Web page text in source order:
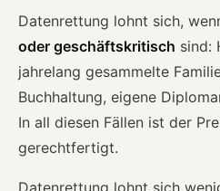
Datenrettung lohnt sich,
oder geschäftskritisch sind:
jahrelang gesammelte
Buchhaltung, eigene
In all diesen Fällen ist der
gerechtfertigt.
Datenrettung lohnt sich